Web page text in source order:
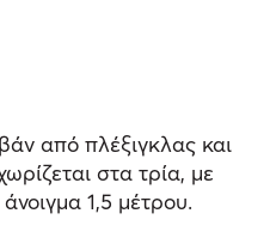
από πλέξιγκλας και
στα τρία, με
1,5 μέτρου.